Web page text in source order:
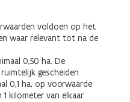
voldoen op het
waar relevant tot na de
0,50 ha. De
gescheiden
0,1 ha, op voorwaarde
kilometer van elkaar